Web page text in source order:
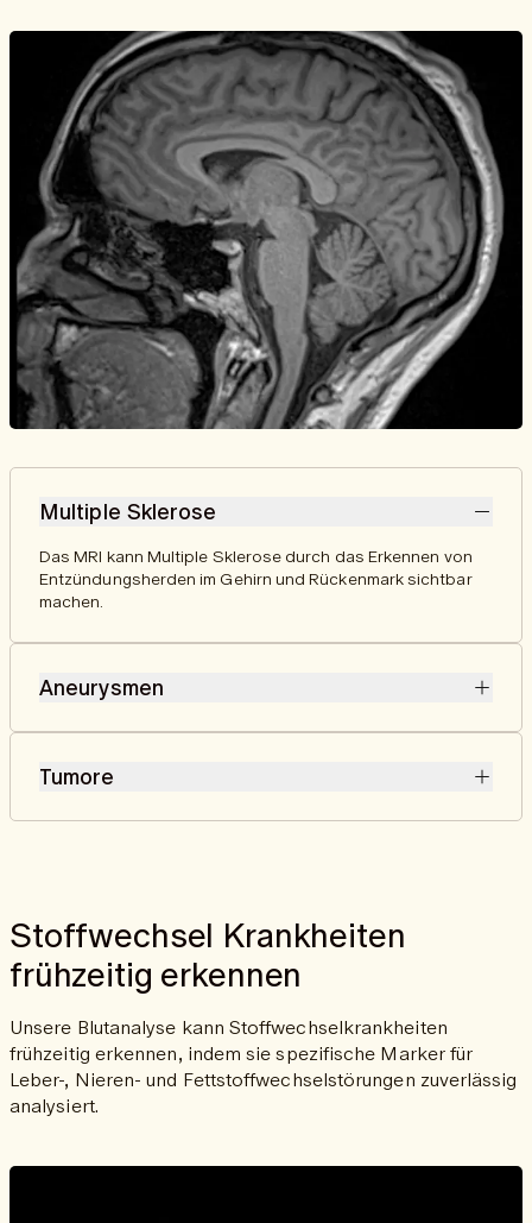
Multiple Sklerose
Das MRI kann Multiple Sklerose durch das Erkennen von
Entzündungsherden im Gehirn und Rückenmark sichtbar
machen.
Aneurysmen
Im MRI können Aneurysmen als auffällige Erweiterungen
auf ein potenzielles Risiko für einen Schlaganfall
Tumore
Im MRI können Tumore durch abnormale
Stoffwechsel Krankheiten
frühzeitig erkennen
Unsere Blutanalyse kann Stoffwechselkrankheiten
frühzeitig erkennen, indem sie spezifische Marker für
Leber-, Nieren- und Fettstoffwechselstörungen zuverlässig
analysiert.